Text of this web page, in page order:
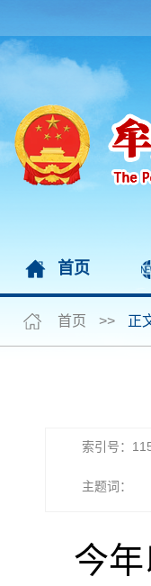
首页
首页 >> 正
索引号：
主题词：
今